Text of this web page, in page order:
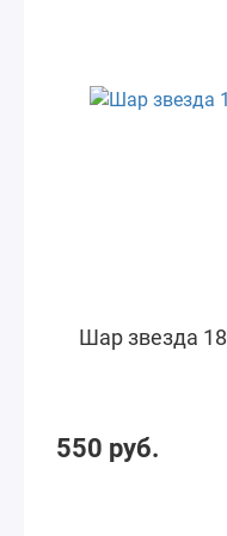
Шар звезда
550 руб.